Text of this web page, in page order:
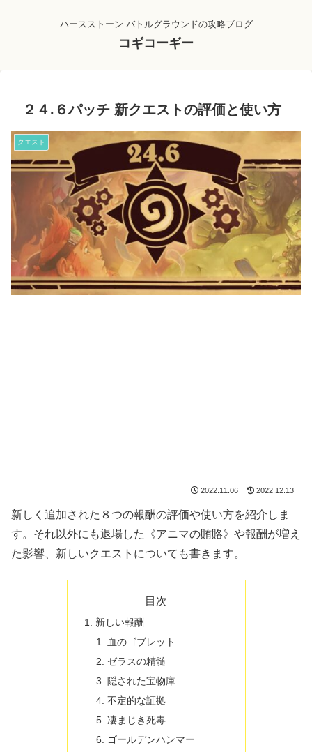
ハースストーン バトルグラウンドの攻略ブログ
コギコーギー
２４.６パッチ 新クエストの評価と使い方
クエスト
2022.11.06 2022.12.13
新しく追加された８つの報酬の評価や使い方を紹介しま
す。それ以外にも退場した《アニマの賄賂》や報酬が増え
た影響、新しいクエストについても書きます。
目次
新しい報酬
血のゴブレット
ゼラスの精髄
隠された宝物庫
不定的な証拠
凄まじき死毒
ゴールデンハンマー